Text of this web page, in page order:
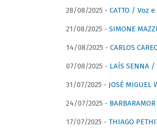
28/08/2025 - CATTO / Voz
21/08/2025 - SIMONE
14/08/2025 - CARLOS
07/08/2025 - LAÍS SENNA
31/07/2025 - JOSÉ MIGUEL
24/07/2025 -
17/07/2025 - THIAGO